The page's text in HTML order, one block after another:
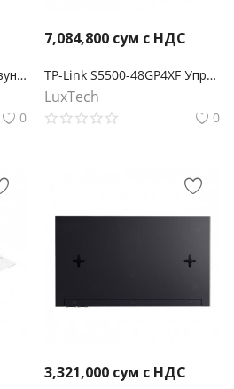
TP-Link SM5110LSA-10 Двунаправленный модуль Omada 10GBase-BX WDM SFP+ LC
0
7,084,800 сум с НДС
TP-Link S5500-48GP4XF Управляемый коммутатор Omada Pro 48 портов PoE+ Gigabit L2+ с 4 слотами SFP+
LuxTech
0
3,321,000 сум с НДС